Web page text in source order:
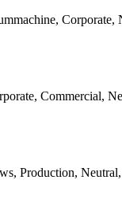
Commercial,
Production,